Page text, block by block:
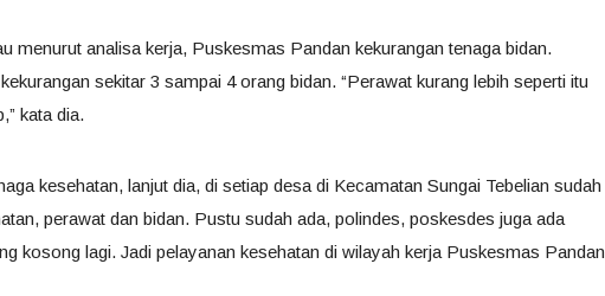
menurut analisa kerja, Puskesmas Pandan kekurangan tenaga bidan.
sekitar 3 sampai 4 orang bidan. “Perawat kurang lebih seperti itu
kata dia.
kesehatan, lanjut dia, di setiap desa di Kecamatan Sungai Tebelian sudah
perawat dan bidan. Pustu sudah ada, polindes, poskesdes juga ada
kosong lagi. Jadi pelayanan kesehatan di wilayah kerja Puskesmas Pandan